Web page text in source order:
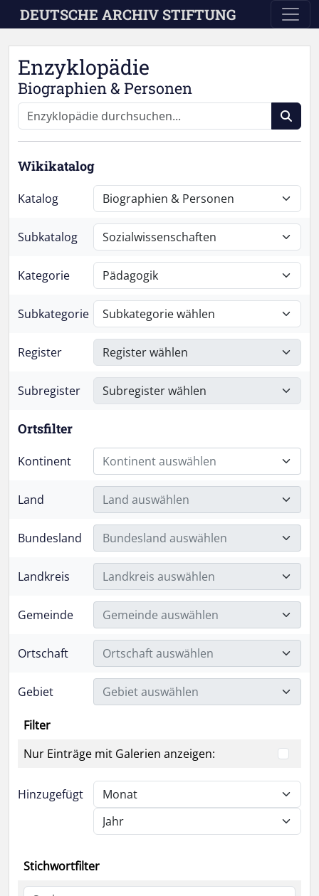
Skip to main content
DEUTSCHE ARCHIV STIFTUNG
Enzyklopädie
Biographien & Personen
Wikikatalog
Katalog
Subkatalog
Kategorie
Subkategorie
Register
Subregister
Ortsfilter
Kontinent Kontinent auswählen
Land Land auswählen
Bundesland Bundesland auswählen
Landkreis Landkreis auswählen
Gemeinde Gemeinde auswählen
Ortschaft Ortschaft auswählen
Gebiet Gebiet auswählen
Filter
Nur Einträge mit Galerien anzeigen:
Hinzugefügt
Stichwortfilter